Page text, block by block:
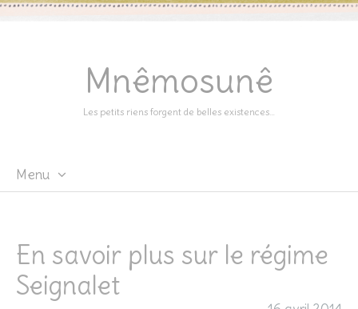
Mnêmosunê
Les petits riens forgent de belles existences…
Menu
En savoir plus sur le régime
Seignalet